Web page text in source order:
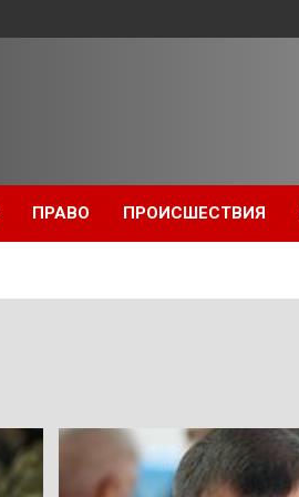
ПРАВО ПРОИСШЕСТВИЯ